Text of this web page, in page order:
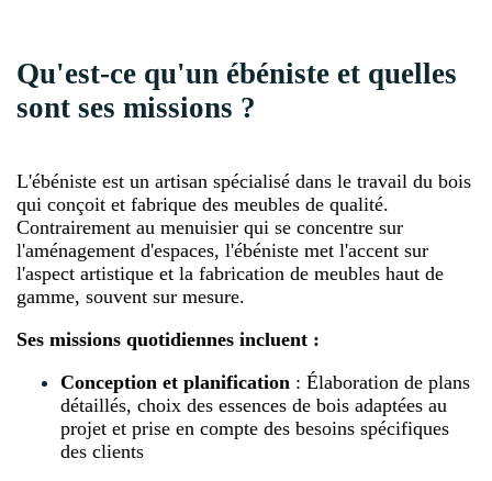
Qu'est-ce qu'un ébéniste et quelles
sont ses missions ?
L'ébéniste est un artisan spécialisé dans le travail du bois
qui conçoit et fabrique des meubles de qualité.
Contrairement au menuisier qui se concentre sur
l'aménagement d'espaces, l'ébéniste met l'accent sur
l'aspect artistique et la fabrication de meubles haut de
gamme, souvent sur mesure.
Ses missions quotidiennes incluent :
Conception et planification : Élaboration de plans
détaillés, choix des essences de bois adaptées au
projet et prise en compte des besoins spécifiques
des clients